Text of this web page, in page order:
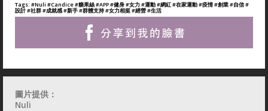
Tags: #Nuli #Candice#糖果絲#APP#健身#女力 #運動#網紅#在家運動#疫情#創業#自信#
設計#社群#成就感#新手#群體支持#女力相挺#經營#生活
圖片提供：
Nuli